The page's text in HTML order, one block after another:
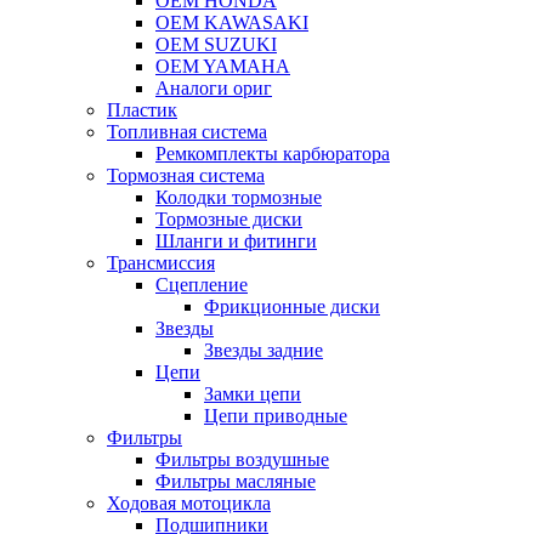
OEM KAWASAKI
OEM SUZUKI
OEM YAMAHA
Аналоги ориг
Пластик
Топливная система
Ремкомплекты карбюратора
Тормозная система
Колодки тормозные
Тормозные диски
Шланги и фитинги
Трансмиссия
Cцепление
Фрикционные диски
Звезды
Звезды задние
Цепи
Замки цепи
Цепи приводные
Фильтры
Фильтры воздушные
Фильтры масляные
Ходовая мотоцикла
Подшипники